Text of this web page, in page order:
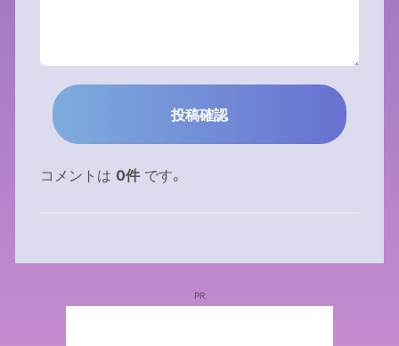
コメントは 0件 です。